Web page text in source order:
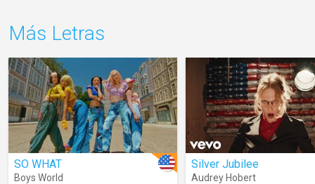
Más Letras
SO WHAT
Boys World
Silver Jubilee
Audrey Hobert